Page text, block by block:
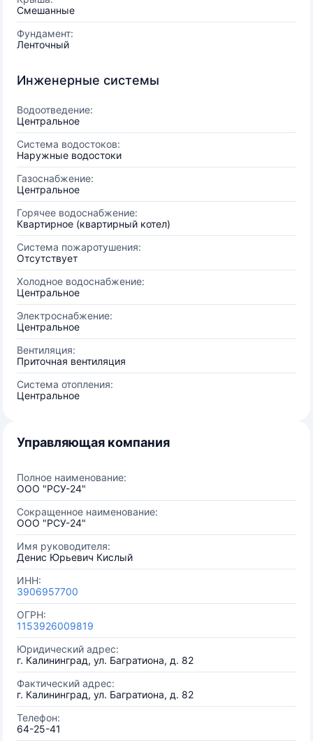
Смешанные
Фундамент:
Ленточный
Инженерные системы
Водоотведение:
Центральное
Система водостоков:
Наружные водостоки
Газоснабжение:
Центральное
Горячее водоснабжение:
Квартирное (квартирный котел)
Система пожаротушения:
Отсутствует
Холодное водоснабжение:
Центральное
Электроснабжение:
Центральное
Вентиляция:
Приточная вентиляция
Система отопления:
Центральное
Управляющая компания
Полное наименование:
ООО "РСУ-24"
Сокращенное наименование:
ООО "РСУ-24"
Имя руководителя:
Денис Юрьевич Кислый
ИНН:
3906957700
ОГРН:
1153926009819
Юридический адрес:
г. Калининград, ул. Багратиона, д. 82
Фактический адрес:
г. Калининград, ул. Багратиона, д. 82
Телефон:
64-25-41